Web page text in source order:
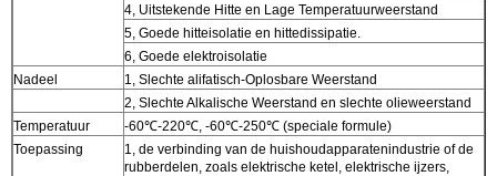
4, Uitstekende Hitte en Lage Temperatuurweerstand
5, Goede hitteisolatie en hittedissipatie.
6, Goede elektroisolatie
Nadeel
1, Slechte alifatisch-Oplosbare Weerstand
2, Slechte Alkalische Weerstand en slechte olieweerstand
Temperatuur
-60℃-220℃, -60℃-250℃ (speciale formule)
Toepassing
1, de verbinding van de huishoudapparatenindustrie of de
rubberdelen, zoals elektrische ketel, elektrische ijzers,